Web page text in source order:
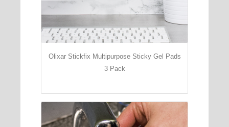
Olixar Stickfix Multipurpose Sticky Gel Pads
3 Pack